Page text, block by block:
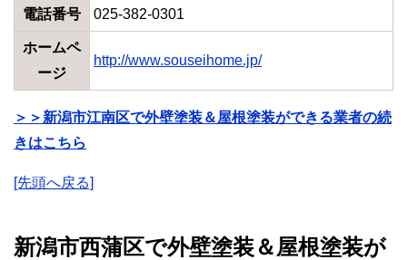
電話番号 025-382-0301
ホームペ
ージ
http://www.souseihome.jp/
＞＞新潟市江南区で外壁塗装＆屋根塗装ができる業者の続
きはこちら
[先頭へ戻る]
新潟市西蒲区で外壁塗装＆屋根塗装が